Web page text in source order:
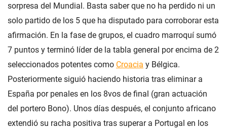
sorpresa del Mundial. Basta saber que no ha perdido ni un
solo partido de los 5 que ha disputado para corroborar esta
afirmación. En la fase de grupos, el cuadro marroquí sumó
7 puntos y terminó líder de la tabla general por encima de 2
seleccionados potentes como Croacia y Bélgica.
Posteriormente siguió haciendo historia tras eliminar a
España por penales en los 8vos de final (gran actuación
del portero Bono). Unos días después, el conjunto africano
extendió su racha positiva tras superar a Portugal en los